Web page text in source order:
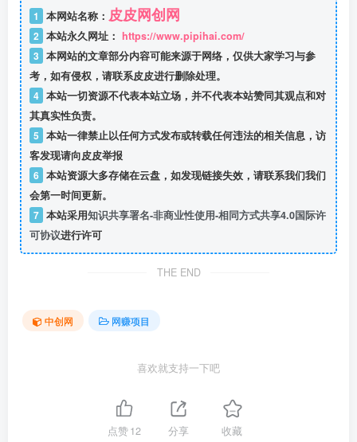
1 本网站名称： 皮皮网创网
2 本站永久网址： https://www.pipihai.com/
3 本网站的文章部分内容可能来源于网络，仅供大家学习与参
考，如有侵权，请联系皮皮进行删除处理。
4 本站一切资源不代表本站立场，并不代表本站赞同其观点和对
其真实性负责。
5 本站一律禁止以任何方式发布或转载任何违法的相关信息，访
客发现请向皮皮举报
6 本站资源大多存储在云盘，如发现链接失效，请联系我们我们
会第一时间更新。
7 本站采用知识共享署名-非商业性使用-相同方式共享4.0国际许
可协议进行许可
THE END
中创网 网赚项目
喜欢就支持一下吧
点赞12 分享 收藏